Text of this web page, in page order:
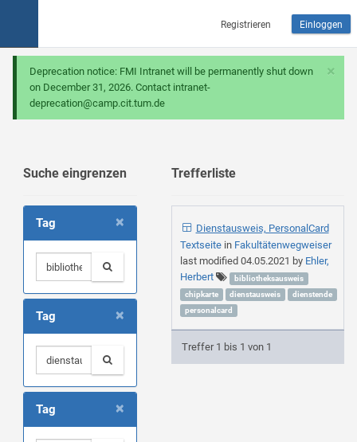
Registrieren Einloggen
×
Deprecation notice: FMI Intranet will be permanently shut down
on December 31, 2026. Contact intranet-
deprecation@camp.cit.tum.de
Suche eingrenzen
×
Tag
×
Tag
×
Tag
Trefferliste
Dienstausweis, PersonalCard
Textseite in Fakultätenwegweiser
last modified 04.05.2021 by Ehler,
Herbert
bibliotheksausweis
chipkarte
dienstausweis
dienstende
personalcard
Treffer 1 bis 1 von 1